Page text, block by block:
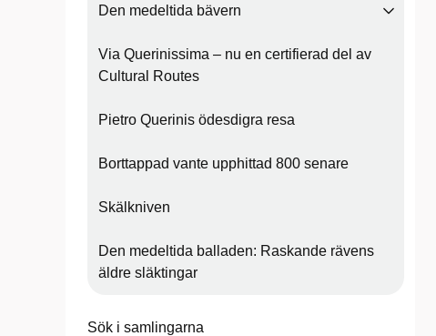
Den medeltida bävern
Via Querinissima – nu en certifierad del av
Cultural Routes
Pietro Querinis ödesdigra resa
Borttappad vante upphittad 800 senare
Skälkniven
Den medeltida balladen: Raskande rävens
äldre släktingar
Sök i samlingarna